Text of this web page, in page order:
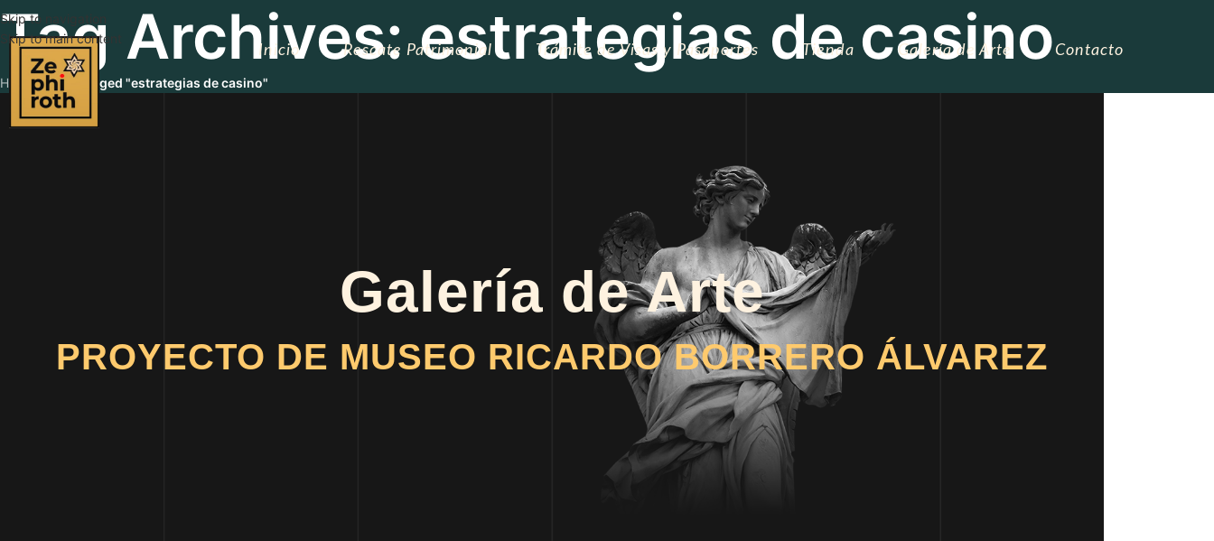
Skip to navigation
Skip to main content
Inicio Rescate Patrimonial Trámite de Visas y Pasaportes Tienda Galería de Arte Contacto
Tag Archives: estrategias de casino
Home/Posts Tagged "estrategias de casino"
Galería de Arte
PROYECTO DE MUSEO RICARDO BORRERO ÁLVAREZ